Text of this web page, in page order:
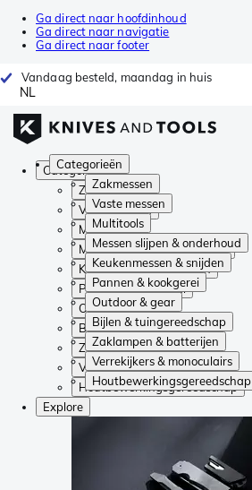
Ga direct naar hoofdinhoud
Ga direct naar navigatie
Ga direct naar footer
Vandaag besteld, maandag in huis
NL
Categorieën
Zakmessen
Vaste messen
Multitools
Messen slijpen & onderhoud
Keukenmessen & snijden
Pannen & kookgerei
Outdoor & gear
Bijlen & tuingereedschap
Zaklampen & batterijen
Verrekijkers & monoculairs
Houtbewerkingsgereedschap
Categorieën
Zakmessen
Vaste messen
Multitools
Messen slijpen & onderhoud
Keukenmessen & snijden
Pannen & kookgerei
Outdoor & gear
Bijlen & tuingereedschap
Zaklampen & batterijen
Verrekijkers & monoculairs
Houtbewerkingsgereedschap
Explore